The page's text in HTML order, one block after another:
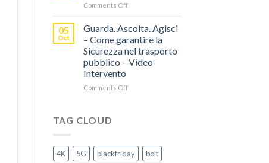
Comments Offon
Signalshark:
Funzionalità
05
Oct
Guarda. Ascolta. Agisci
– Come garantire la
Sicurezza nel trasporto
pubblico – Video
Intervento
Comments Offon
garantire
la
TAG CLOUD
4K 5G blackfriday
bolt